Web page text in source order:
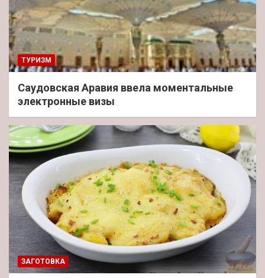
ТУРИЗМ
Саудовская Аравия ввела моментальные
электронные визы
ЗАГОТОВКА